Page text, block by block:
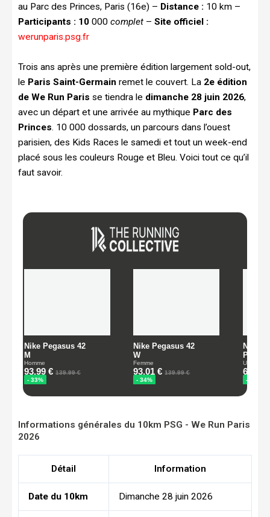
au Parc des Princes, Paris (16e) – Distance : 10 km –
Participants : 10 000 complet – Site officiel :
werunparis.psg.fr
Trois ans après une première édition largement sold-out,
le Paris Saint-Germain remet le couvert. La 2e édition
de We Run Paris se tiendra le dimanche 28 juin 2026,
avec un départ et une arrivée au mythique Parc des
Princes. 10 000 dossards, un parcours dans l’ouest
parisien, des Kids Races le samedi et tout un week-end
placé sous les couleurs Rouge et Bleu. Voici tout ce qu’il
faut savoir.
Informations générales du 10km PSG - We Run Paris
2026
Détail Information
Date du 10km Dimanche 28 juin 2026